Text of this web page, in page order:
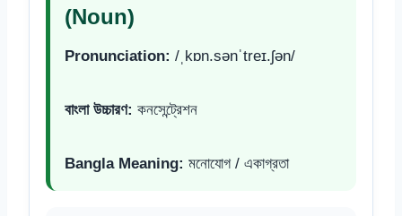
(Noun)
Pronunciation: /ˌkɒn.sənˈtreɪ.ʃən/
বাংলা উচ্চারণ: কনসেন্ট্রেশন
Bangla Meaning: মনোযোগ / একাগ্রতা